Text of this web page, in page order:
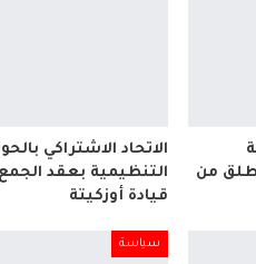
من
الاتحاد الاشتراكي
التنظيمية بعقد
قيادة أوزكيتة
سياسة